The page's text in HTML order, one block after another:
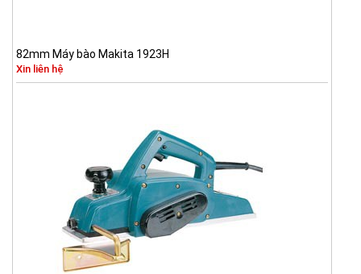
82mm Máy bào Makita 1923H
Xin liên hệ